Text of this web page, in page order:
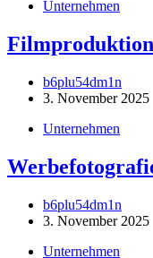
Unternehmen
b6plu54dm1n
3. November 2025
Unternehmen
b6plu54dm1n
3. November 2025
Unternehmen